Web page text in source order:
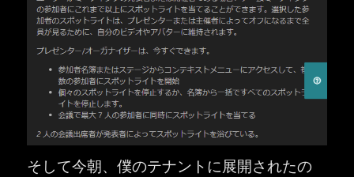
そして今朝、僕のテナントに展開されたの